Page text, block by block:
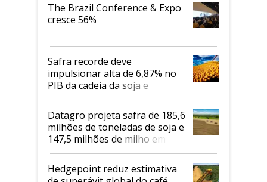
The Brazil Conference & Expo
cresce 56%
Safra recorde deve
impulsionar alta de 6,87% no
PIB da cadeia da soja e
biodiesel em 2026
Datagro projeta safra de 185,6
milhões de toneladas de soja e
147,5 milhões de milho em
2026/27
Hedgepoint reduz estimativa